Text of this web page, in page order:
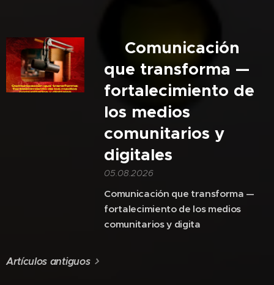
🎙️Comunicación
que transforma —
fortalecimiento de
los medios
comunitarios y
digitales
05.08.2026
Comunicación que transforma —
fortalecimiento de los medios
comunitarios y digita
Artículos antiguos